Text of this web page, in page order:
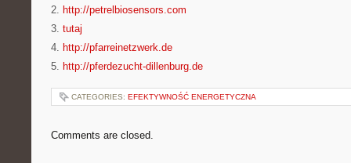
2. http://petrelbiosensors.com
3. tutaj
4. http://pfarreinetzwerk.de
5. http://pferdezucht-dillenburg.de
CATEGORIES: EFEKTYWNOŚĆ ENERGETYCZNA
Comments are closed.